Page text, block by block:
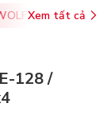
Xem tất cả
128 /